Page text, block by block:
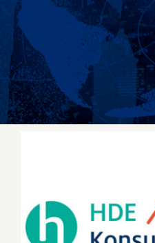
Events
Überregional
Jobs
Newsletter
HDE-